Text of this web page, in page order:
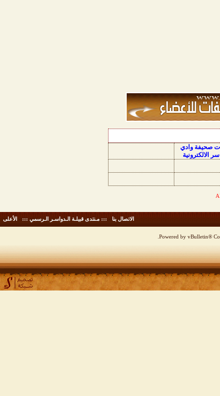
صحيفة وادي
الالكترونية
الاتصال بنا - ::: مـنتدى قبيلـة الـدواسـر الـرسمي ::: - الأعلى
Powered by vBulletin®